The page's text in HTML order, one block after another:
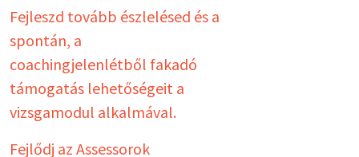
Fejleszd tovább észlelésed és a
spontán, a
coachingjelenlétből fakadó
támogatás lehetőségeit a
vizsgamodul alkalmával.
Fejlődj az Assessorok